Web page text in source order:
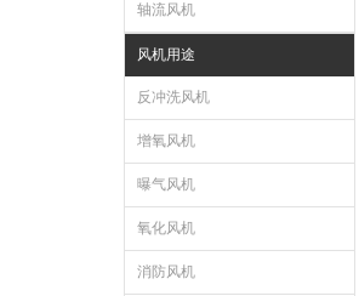
轴流风机
风机用途
反冲洗风机
增氧风机
曝气风机
氧化风机
消防风机